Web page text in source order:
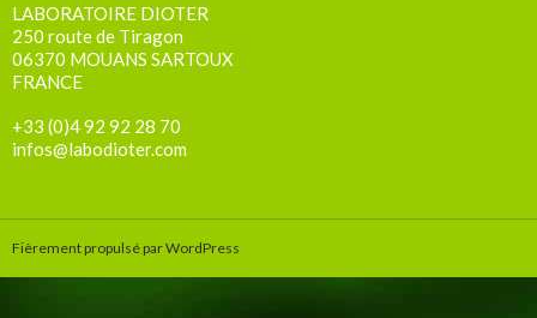
LABORATOIRE DIOTER
250 route de Tiragon
06370 MOUANS SARTOUX
FRANCE
+33 (0)4 92 92 28 70
infos@labodioter.com
Fièrement propulsé par WordPress